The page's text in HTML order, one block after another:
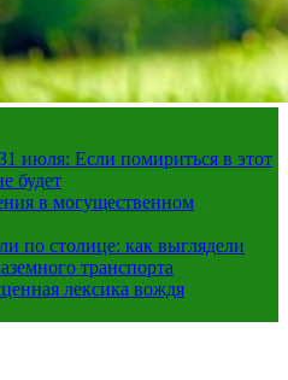
июля: Если помириться в этот
будет
в могущественном
по столице: как выглядели
транспорта
лексика вождя